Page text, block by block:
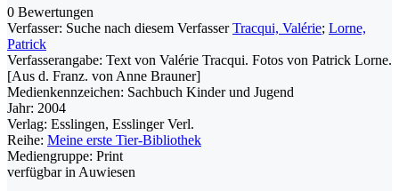
0 Bewertungen
Verfasser: Suche nach diesem Verfasser Tracqui, Valérie; Lorne,
Patrick
Verfasserangabe: Text von Valérie Tracqui. Fotos von Patrick Lorne.
[Aus d. Franz. von Anne Brauner]
Medienkennzeichen: Sachbuch Kinder und Jugend
Jahr: 2004
Verlag: Esslingen, Esslinger Verl.
Reihe: Meine erste Tier-Bibliothek
Mediengruppe: Print
verfügbar in Auwiesen